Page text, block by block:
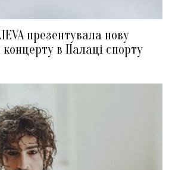
презентувала нову
в Палаці спорту